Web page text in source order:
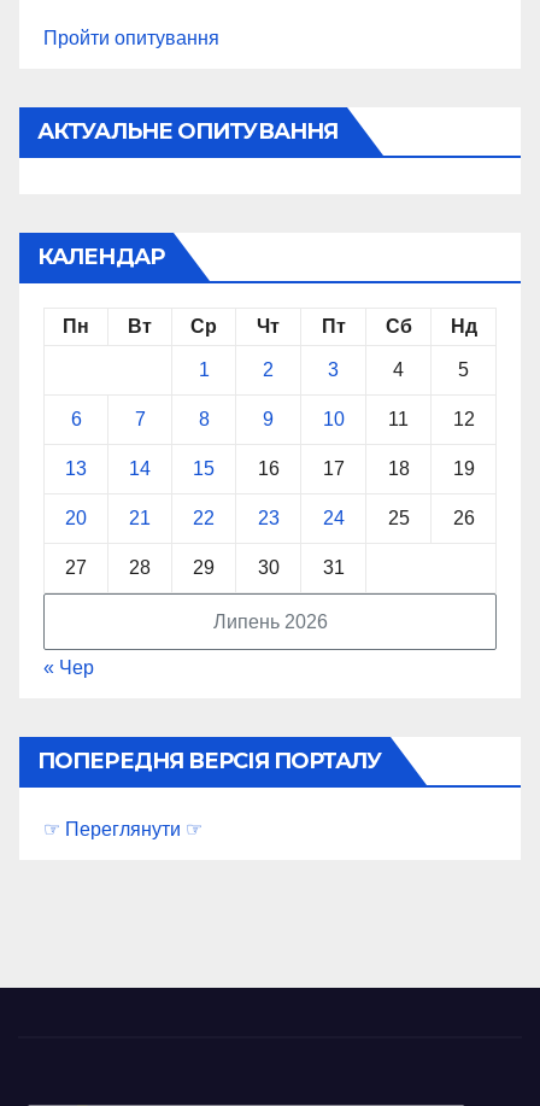
Пройти опитування
АКТУАЛЬНЕ ОПИТУВАННЯ
КАЛЕНДАР
Липень 2026
Пн Вт Ср Чт Пт Сб Нд
1 2 3 4 5
6 7 8 9 10 11 12
13 14 15 16 17 18 19
20 21 22 23 24 25 26
27 28 29 30 31
« Чер
ПОПЕРЕДНЯ ВЕРСІЯ ПОРТАЛУ
☞ Переглянути ☞